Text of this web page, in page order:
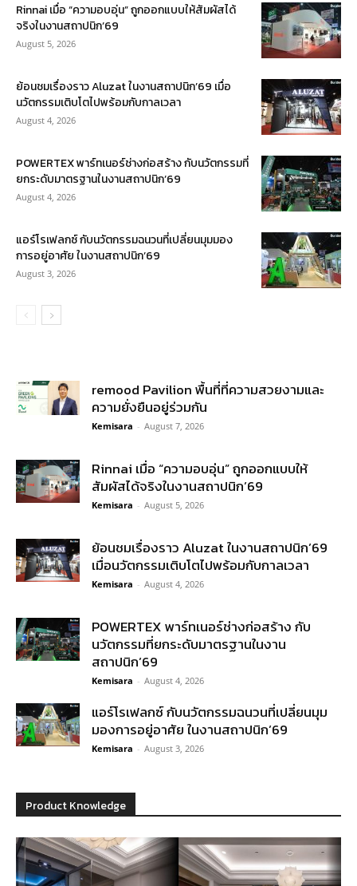
Rinnai เมื่อ “ความอบอุ่น” ถูกออกแบบให้สัมผัสได้
จริงในงานสถาปนิก’69
August 5, 2026
ย้อนชมเรื่องราว Aluzat ในงานสถาปนิก’69 เมื่อ
นวัตกรรมเติบโตไปพร้อมกับกาลเวลา
August 4, 2026
POWERTEX พาร์ทเนอร์ช่างก่อสร้าง กับนวัตกรรมที่
ยกระดับมาตรฐานในงานสถาปนิก’69
August 4, 2026
แอร์โรเฟลกซ์ กับนวัตกรรมฉนวนที่เปลี่ยนมุมมอง
การอยู่อาศัย ในงานสถาปนิก’69
August 3, 2026
remood Pavilion พื้นที่ที่ความสวยงามและ
ความยั่งยืนอยู่ร่วมกัน
Kemisara - August 7, 2026
Rinnai เมื่อ “ความอบอุ่น” ถูกออกแบบให้
สัมผัสได้จริงในงานสถาปนิก’69
Kemisara - August 5, 2026
ย้อนชมเรื่องราว Aluzat ในงานสถาปนิก’69
เมื่อนวัตกรรมเติบโตไปพร้อมกับกาลเวลา
Kemisara - August 4, 2026
POWERTEX พาร์ทเนอร์ช่างก่อสร้าง กับ
นวัตกรรมที่ยกระดับมาตรฐานในงาน
สถาปนิก’69
Kemisara - August 4, 2026
แอร์โรเฟลกซ์ กับนวัตกรรมฉนวนที่เปลี่ยนมุม
มองการอยู่อาศัย ในงานสถาปนิก’69
Kemisara - August 3, 2026
Product Knowledge